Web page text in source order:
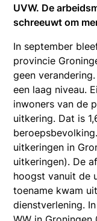
UVW. De
schreeuwt om
In september
provincie
geen
een laag niveau.
inwoners van de
uitkering. Dat is
uitkeringen in
uitkeringen). De
hoogst vanuit de
toename kwam
dienstverlening.